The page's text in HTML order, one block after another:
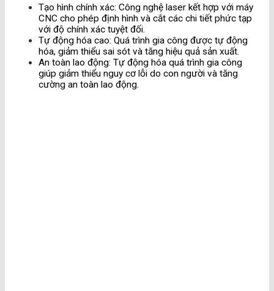
Tạo hình chính xác: Công nghệ laser kết hợp với máy
CNC cho phép định hình và cắt các chi tiết phức tạp
với độ chính xác tuyệt đối.
Tự động hóa cao: Quá trình gia công được tự động
hóa, giảm thiểu sai sót và tăng hiệu quả sản xuất.
An toàn lao động: Tự động hóa quá trình gia công
giúp giảm thiểu nguy cơ lỗi do con người và tăng
cường an toàn lao động.